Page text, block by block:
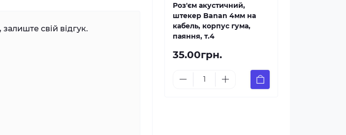
свій відгук.
Роз'єм акустичний,
штекер Banan 4мм на
кабель, корпус гума,
паяння, т.4
35.00грн.